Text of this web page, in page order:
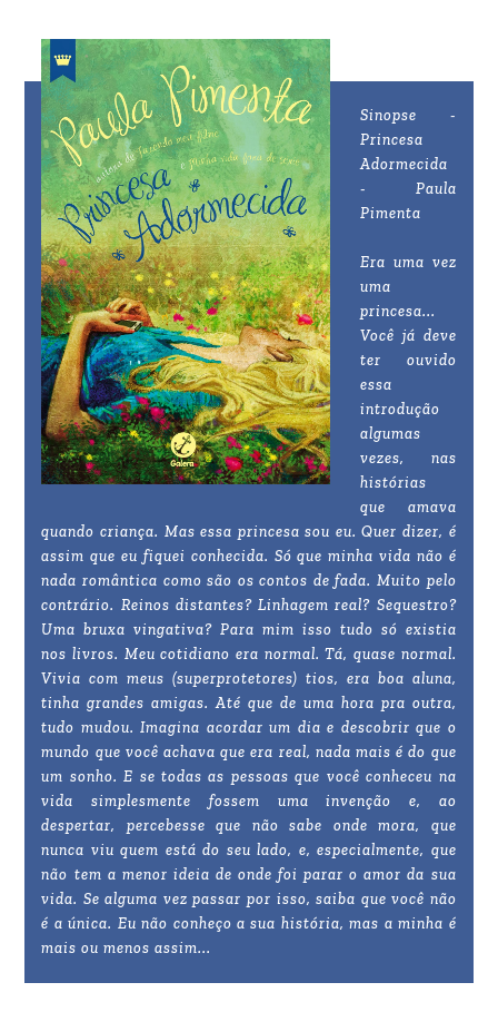
Sinopse -
Princesa
Adormecida
- Paula
Pimenta
Era uma vez
uma
princesa...
Você já deve
ter ouvido
essa
introdução
algumas
vezes, nas
histórias
que amava
quando criança. Mas essa princesa sou eu. Quer dizer, é
assim que eu fiquei conhecida. Só que minha vida não é
nada romântica como são os contos de fada. Muito pelo
contrário. Reinos distantes? Linhagem real? Sequestro?
Uma bruxa vingativa? Para mim isso tudo só existia
nos livros. Meu cotidiano era normal. Tá, quase normal.
Vivia com meus (superprotetores) tios, era boa aluna,
tinha grandes amigas. Até que de uma hora pra outra,
tudo mudou. Imagina acordar um dia e descobrir que o
mundo que você achava que era real, nada mais é do que
um sonho. E se todas as pessoas que você conheceu na
vida simplesmente fossem uma invenção e, ao
despertar, percebesse que não sabe onde mora, que
nunca viu quem está do seu lado, e, especialmente, que
não tem a menor ideia de onde foi parar o amor da sua
vida. Se alguma vez passar por isso, saiba que você não
é a única. Eu não conheço a sua história, mas a minha é
mais ou menos assim...